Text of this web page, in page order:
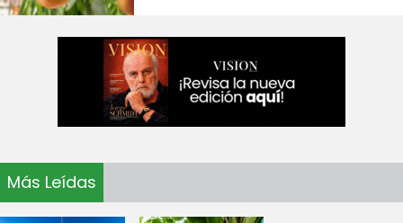
Más Leídas